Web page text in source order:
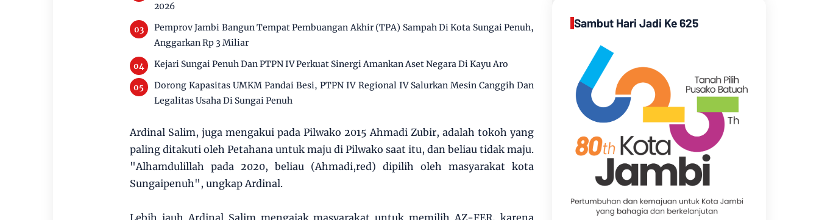
2026
Pemprov Jambi Bangun Tempat Pembuangan Akhir (TPA) Sampah Di Kota Sungai Penuh,
Anggarkan Rp 3 Miliar
Kejari Sungai Penuh Dan PTPN IV Perkuat Sinergi Amankan Aset Negara Di Kayu Aro
Dorong Kapasitas UMKM Pandai Besi, PTPN IV Regional IV Salurkan Mesin Canggih Dan
Legalitas Usaha Di Sungai Penuh
Ardinal Salim, juga mengakui pada Pilwako 2015 Ahmadi Zubir, adalah tokoh yang
paling ditakuti oleh Petahana untuk maju di Pilwako saat itu, dan beliau tidak maju.
"Alhamdulillah pada 2020, beliau (Ahmadi,red) dipilih oleh masyarakat kota
Sungaipenuh", ungkap Ardinal.
Lebih jauh Ardinal Salim mengajak masyarakat untuk memilih AZ-FER, karena
Sambut Hari Jadi Ke 625